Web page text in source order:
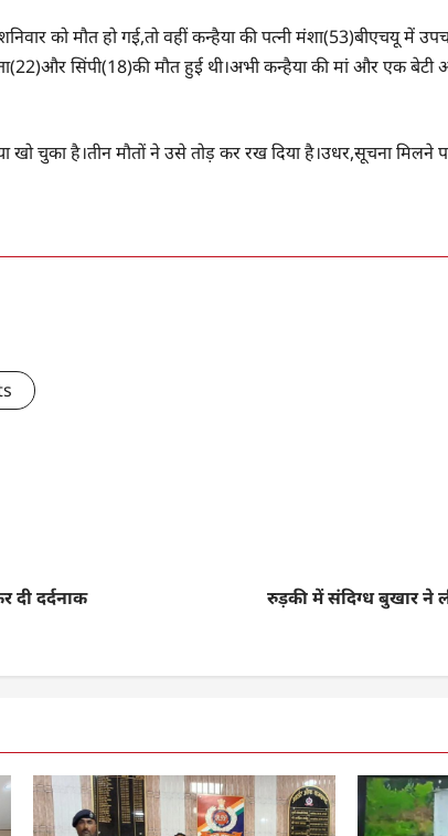
को मौत हो गई,तो वहीं कन्हैया की पत्नी मंशा(53)बीएचयू में
सिंपी(18)की मौत हुई थी।अभी कन्हैया की मां और एक
चुका है।तीन मौतों ने उसे तोड़ कर रख दिया है।उधर,सूचना मिलने
दी दर्दनाक
रुड़की में संदिग्ध बुखार ने